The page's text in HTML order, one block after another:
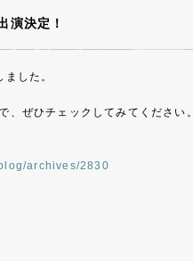
演決定！
した。
、ぜひチェックしてみてください
archives/2830